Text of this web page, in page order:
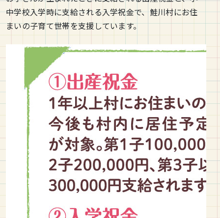
中学校入学時に支給される入学祝金で、鮭川村にお住
まいの子育て世帯を支援しています。